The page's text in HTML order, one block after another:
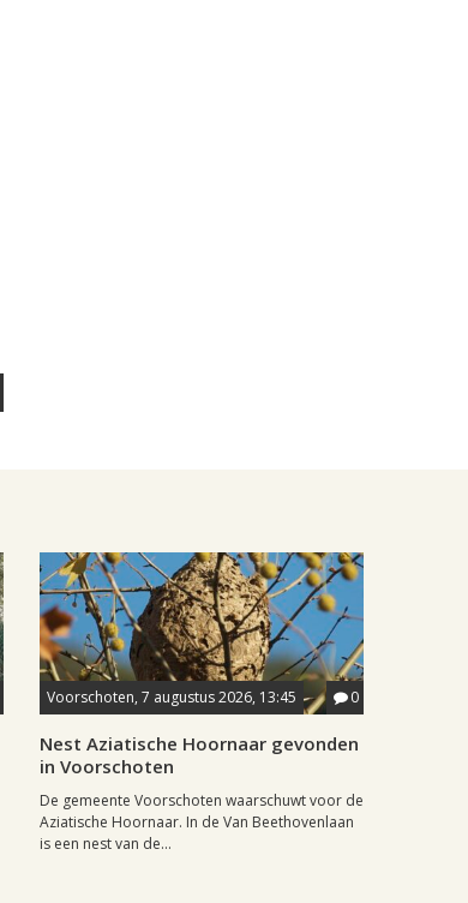
Voorschoten, 7 augustus 2026, 13:45 0
Nest Aziatische Hoornaar gevonden
in Voorschoten
De gemeente Voorschoten waarschuwt voor de
Aziatische Hoornaar. In de Van Beethovenlaan
is een nest van de...